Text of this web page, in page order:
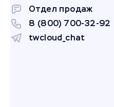
Отдел продаж
8 (800) 700-32-92
twcloud_chat